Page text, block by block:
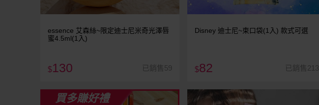
essence 艾森絲~限定迪士尼米奇光澤唇
蜜4.5ml(1入)
$130 已銷售59
Disney 迪士尼~束口袋(1入) 款式可選
$82 已銷售213
買多賺好禮